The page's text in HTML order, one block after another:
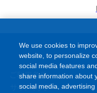
ご利用条件
サイトマップ
We use cookies to
website, to personalize
social media features
share information about
social media,